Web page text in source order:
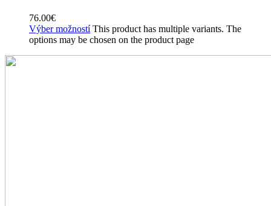
76.00€
Výber možností This product has multiple variants. The
options may be chosen on the product page